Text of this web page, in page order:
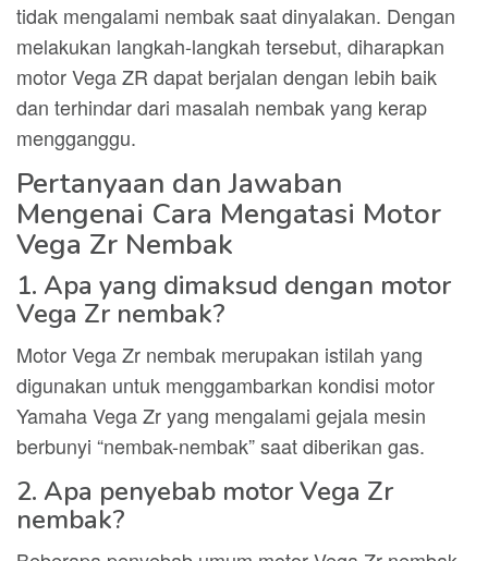
tidak mengalami nembak saat dinyalakan. Dengan
melakukan langkah-langkah tersebut, diharapkan
motor Vega ZR dapat berjalan dengan lebih baik
dan terhindar dari masalah nembak yang kerap
mengganggu.
Pertanyaan dan Jawaban
Mengenai Cara Mengatasi Motor
Vega Zr Nembak
1. Apa yang dimaksud dengan motor
Vega Zr nembak?
Motor Vega Zr nembak merupakan istilah yang
digunakan untuk menggambarkan kondisi motor
Yamaha Vega Zr yang mengalami gejala mesin
berbunyi “nembak-nembak” saat diberikan gas.
2. Apa penyebab motor Vega Zr
nembak?